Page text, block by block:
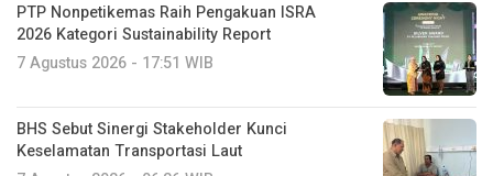
PTP Nonpetikemas Raih Pengakuan ISRA
2026 Kategori Sustainability Report
7 Agustus 2026 - 17:51 WIB
BHS Sebut Sinergi Stakeholder Kunci
Keselamatan Transportasi Laut